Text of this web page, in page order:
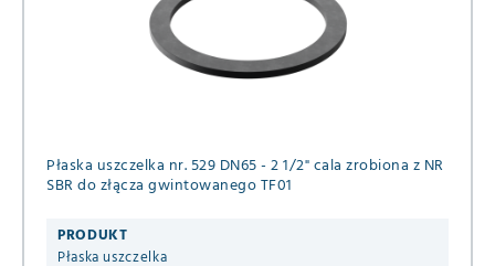
Płaska uszczelka nr. 529 DN65 - 2 1/2" cala zrobiona z NR
SBR do złącza gwintowanego TF01
PRODUKT
Płaska uszczelka